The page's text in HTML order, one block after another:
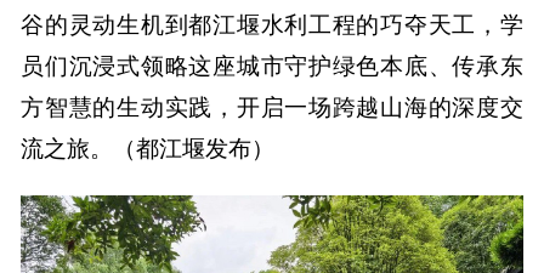
谷的灵动生机到都江堰水利工程的巧夺天工，学
员们沉浸式领略这座城市守护绿色本底、传承东
方智慧的生动实践，开启一场跨越山海的深度交
流之旅。（都江堰发布）